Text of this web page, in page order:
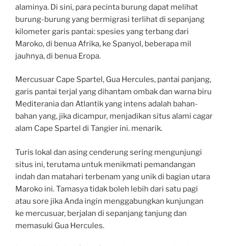
alaminya. Di sini, para pecinta burung dapat melihat
burung-burung yang bermigrasi terlihat di sepanjang
kilometer garis pantai: spesies yang terbang dari
Maroko, di benua Afrika, ke Spanyol, beberapa mil
jauhnya, di benua Eropa.
Mercusuar Cape Spartel, Gua Hercules, pantai panjang,
garis pantai terjal yang dihantam ombak dan warna biru
Mediterania dan Atlantik yang intens adalah bahan-
bahan yang, jika dicampur, menjadikan situs alami cagar
alam Cape Spartel di Tangier ini. menarik.
Turis lokal dan asing cenderung sering mengunjungi
situs ini, terutama untuk menikmati pemandangan
indah dan matahari terbenam yang unik di bagian utara
Maroko ini. Tamasya tidak boleh lebih dari satu pagi
atau sore jika Anda ingin menggabungkan kunjungan
ke mercusuar, berjalan di sepanjang tanjung dan
memasuki Gua Hercules.